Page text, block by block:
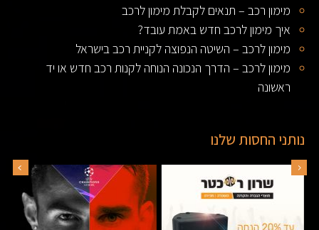
מימון רכב – תנאים לקבלת מימון לרכב
איך מימון לרכב חדש באמת עובד?
מימון לרכב – השיטה הנפוצה לקניית רכב בישראל
מימון לרכב – הדרך הנכונה הנוחה לקנות רכב חדש או יד
ראשונה
נותני החסות שלנו